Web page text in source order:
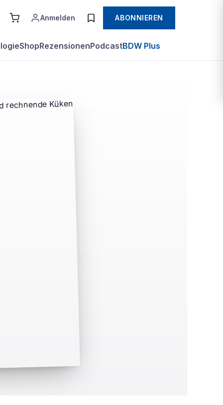
Anmelden ABONNIEREN
ShopRezensionenPodcastBDW Plus